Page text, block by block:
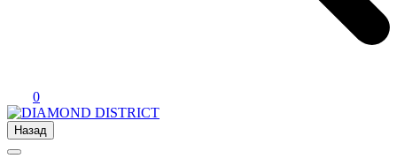
0
Назад